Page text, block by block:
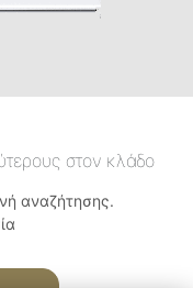
στον κλάδο
αναζήτησης.